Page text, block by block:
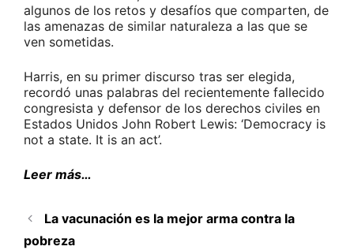
algunos de los retos y desafíos que comparten, de
las amenazas de similar naturaleza a las que se
ven sometidas.
Harris, en su primer discurso tras ser elegida,
recordó unas palabras del recientemente fallecido
congresista y defensor de los derechos civiles en
Estados Unidos John Robert Lewis: ‘Democracy is
not a state. It is an act’.
Leer más…
La vacunación es la mejor arma contra la
pobreza